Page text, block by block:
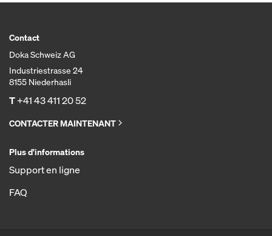
Contact
Doka Schweiz AG
Industriestrasse 24
8155 Niederhasli
T+41 43 411 20 52
CONTACTER MAINTENANT
Plus d'informations
Support en ligne
FAQ